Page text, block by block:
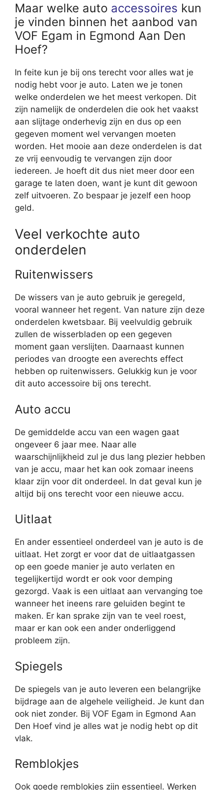
Maar welke auto accessoires kun
je vinden binnen het aanbod van
VOF Egam in Egmond Aan Den
Hoef?
In feite kun je bij ons terecht voor alles wat je
nodig hebt voor je auto. Laten we je tonen
welke onderdelen we het meest verkopen. Dit
zijn namelijk de onderdelen die ook het vaakst
aan slijtage onderhevig zijn en dus op een
gegeven moment wel vervangen moeten
worden. Het mooie aan deze onderdelen is dat
ze vrij eenvoudig te vervangen zijn door
iedereen. Je hoeft dit dus niet meer door een
garage te laten doen, want je kunt dit gewoon
zelf uitvoeren. Zo bespaar je jezelf een hoop
geld.
Veel verkochte auto
onderdelen
Ruitenwissers
De wissers van je auto gebruik je geregeld,
vooral wanneer het regent. Van nature zijn deze
onderdelen kwetsbaar. Bij veelvuldig gebruik
zullen de wisserbladen op een gegeven
moment gaan verslijten. Daarnaast kunnen
periodes van droogte een averechts effect
hebben op ruitenwissers. Gelukkig kun je voor
dit auto accessoire bij ons terecht.
Auto accu
De gemiddelde accu van een wagen gaat
ongeveer 6 jaar mee. Naar alle
waarschijnlijkheid zul je dus lang plezier hebben
van je accu, maar het kan ook zomaar ineens
klaar zijn voor dit onderdeel. In dat geval kun je
altijd bij ons terecht voor een nieuwe accu.
Uitlaat
En ander essentieel onderdeel van je auto is de
uitlaat. Het zorgt er voor dat de uitlaatgassen
op een goede manier je auto verlaten en
tegelijkertijd wordt er ook voor demping
gezorgd. Vaak is een uitlaat aan vervanging toe
wanneer het ineens rare geluiden begint te
maken. Er kan sprake zijn van te veel roest,
maar er kan ook een ander onderliggend
probleem zijn.
Spiegels
De spiegels van je auto leveren een belangrijke
bijdrage aan de algehele veiligheid. Je kunt dan
ook niet zonder. Bij VOF Egam in Egmond Aan
Den Hoef vind je alles wat je nodig hebt op dit
vlak.
Remblokjes
Ook goede remblokjes zijn essentieel. Werken